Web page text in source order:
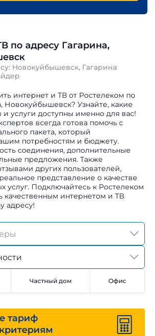
по адресу Гагарина,
Новокуйбышевск, Гагарина
интернет и ТВ от Ростелеком по
Новокуйбышевск? Узнайте, какие
услуги доступны именно для вас!
всегда готова помочь с
пакета, который
потребностям и бюджету.
соединения, дополнительные
предложения. Также
других пользователей,
представление о качестве
услуг. Подключайтесь к Ростелеком
качественным интернетом и ТВ
адресу!
Частный дом Офис
тариф